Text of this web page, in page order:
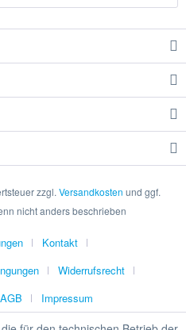
zzgl. Versandkosten und ggf.
nicht anders beschrieben
Kontakt
Widerrufsrecht
AGB Impressum